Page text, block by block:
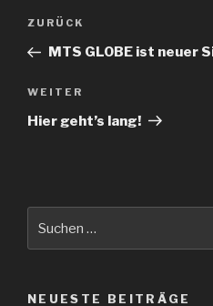
Beitragsnavigation
Vorheriger
Beitrag
ZURÜCK
MTS GLOBE ist neuer
Nächster
Beitrag
WEITER
Hier geht’s lang!
nach:
NEUESTE BEITRÄGE